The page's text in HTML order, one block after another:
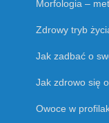
Morfologia –
Zdrowy tryb
Jak zadbać o
Jak zdrowo się
Owoce w